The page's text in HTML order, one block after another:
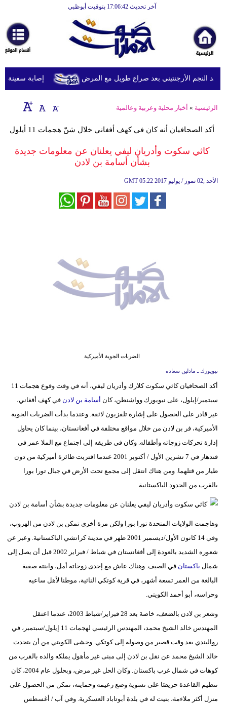
آخر تحديث 17:06:42 بتوقيت أبوظبي
أخبارعاجلة
رياضة
ثقافة
إقتصاد
وموسيقى
علوم
وتكنولوجيا
مدوَّنات
فيديو
سيارات
إصابة سفينة النجم الأرجنتيني بعد صراع طويل مع المرض
الرئيسية » أخبار محلية وعربية وعالمية
أكد الصحافيان أنه كان في كهف أفغاني خلال شنّ هجمات 11 أيلول
كاثي سكوت وأدريان ليفي يعلنان عن معلومات جديدة
بشأن أسامة بن لادن
GMT 05:22 2017 الأحد ,02 تموز / يوليو
الضربات الجوية الأميركية
نيويورك ـ مادلين سعاده
أكد الصحافيان كاثي سكوت كلارك وأدريان ليفي، أنه في وقت وقوع هجمات 11
سبتمبر/إيلول، على نيويورك وواشنطن، كان أسامة بن لادن في كهف أفغاني،
غير قادر على الحصول على إشارة تلفزيون لائقة. وعندما بدأت الضربات الجوية
الأميركية، فر بن لادن من خلال مواقع مختلفة في أفغانستان، بينما كان يحاول
إدارة تحركات زوجاته وأطفاله. وكان في طريقه إلى اجتماع مع الملا عمر في
قندهار في 7 تشرين الأول / أكتوبر 2001 عندما اقتربت طائرة أميركية من دون
طيار من قتلهما. ومن هناك انتقل إلى مجمع تحت الأرض في جبال تورا بورا
بالقرب من الحدود الباكستانية.
وهاجمت الولايات المتحدة تورا بورا ولكن مرة أخرى تمكن بن لادن من الهروب،
وفي 14 كانون الأول/ديسمبر 2001 ظهر في مدينة كراتشي الباكستانية. وعبر عن
شعوره الشديد بالعودة إلى أفغانستان في شباط / فبراير 2002 قبل أن يصل إلى
شمال باكستانفي الصيف. وهناك عاش مع إحدى زوجاته أمل، وابنته صفية
البالغة من العمر تسعة أشهر، في قرية كوتكي النائية، موطنا لأهل ساعيه
وحراسه، أبو أحمد الكويتي.
وشعر بن لادن بالضعف، خاصة بعد 28 فبراير/شباط 2003، عندما اعتقل
المهندس خالد الشيخ محمد، المهندس الرئيسي لهجمات 11 إيلول/سبتمبر، في
روالبندي بعد وقت قصير من وصوله إلى كوتكي. وخشى الكويتي من أن يتحدث
خالد الشيخ محمد عن نقل بن لادن إلى مبنى غير مأهول يملكه والده بالقرب من
كوهات في شمال غرب باكستان. وكان الحل غير مرض، وبحلول عام 2004، كان
تنظيم القاعدة حريصًا على تسوية وضع زعيمه وحمايته، تمكن من الحصول على
منزل أكثر ملاءمة، بنيت له في بلدة أبوتاباد العسكرية. وفي آب / أغسطس